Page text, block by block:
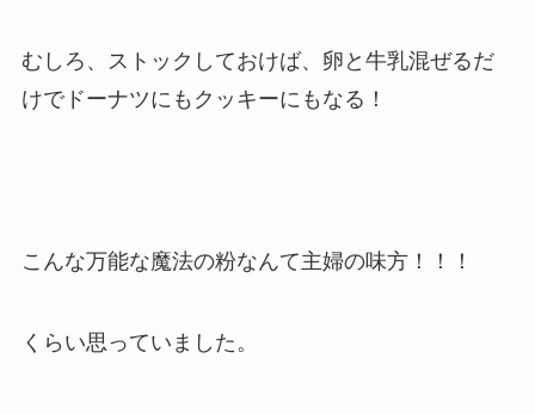
むしろ、ストックしておけば、卵と牛乳混ぜるだ
けでドーナツにもクッキーにもなる！
こんな万能な魔法の粉なんて主婦の味方！！！
くらい思っていました。